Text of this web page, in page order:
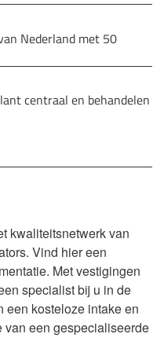
Nederland met 50
centraal en behandelen
kwaliteitsnetwerk van
Vind hier een
Met vestigingen
specialist bij u in de
een kosteloze intake en
van een gespecialiseerde